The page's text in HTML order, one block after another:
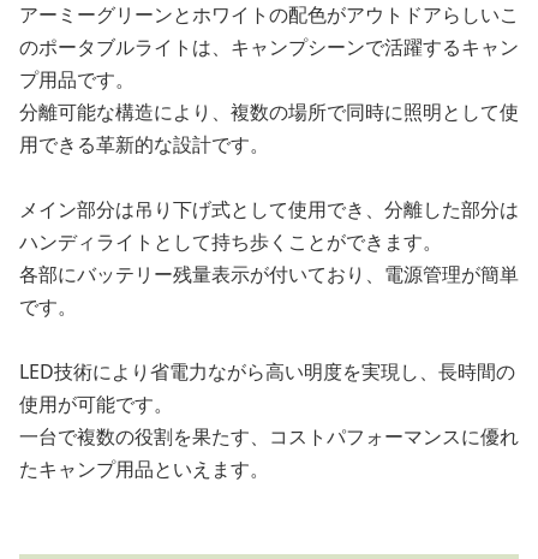
アーミーグリーンとホワイトの配色がアウトドアらしいこ
のポータブルライトは、キャンプシーンで活躍するキャン
プ用品です。
分離可能な構造により、複数の場所で同時に照明として使
用できる革新的な設計です。
メイン部分は吊り下げ式として使用でき、分離した部分は
ハンディライトとして持ち歩くことができます。
各部にバッテリー残量表示が付いており、電源管理が簡単
です。
LED技術により省電力ながら高い明度を実現し、長時間の
使用が可能です。
一台で複数の役割を果たす、コストパフォーマンスに優れ
たキャンプ用品といえます。